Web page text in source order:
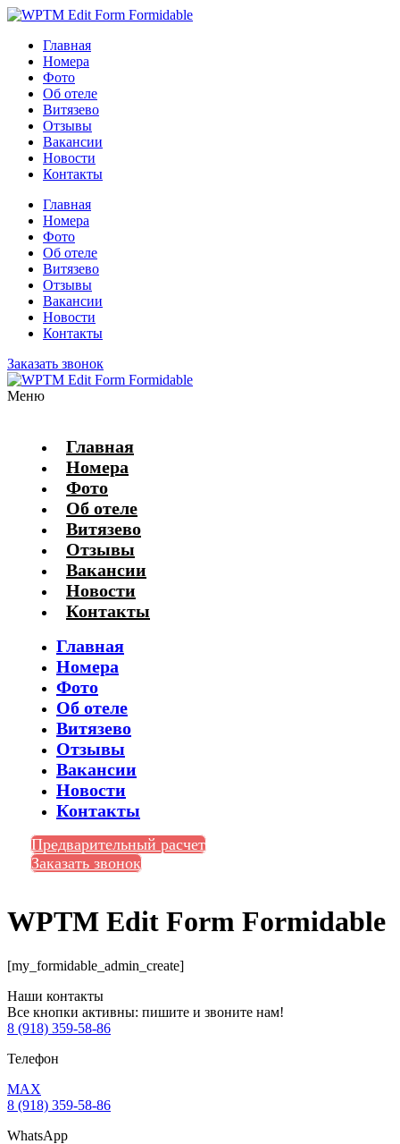
Главная
Номера
Фото
Об отеле
Витязево
Отзывы
Вакансии
Новости
Контакты
Главная
Номера
Фото
Об отеле
Витязево
Отзывы
Вакансии
Новости
Контакты
Заказать звонок
Меню
Главная
Номера
Фото
Об отеле
Витязево
Отзывы
Вакансии
Новости
Контакты
Главная
Номера
Фото
Об отеле
Витязево
Отзывы
Вакансии
Новости
Контакты
Предварительный расчет
Заказать звонок
WPTM Edit Form Formidable
[my_formidable_admin_create]
Наши контакты
Все кнопки активны: пишите и звоните нам!
8 (918) 359-58-86
Телефон
MAX
8 (918) 359-58-86
WhatsApp